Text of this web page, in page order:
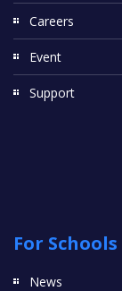
Careers
Event
Support
For Schools
News